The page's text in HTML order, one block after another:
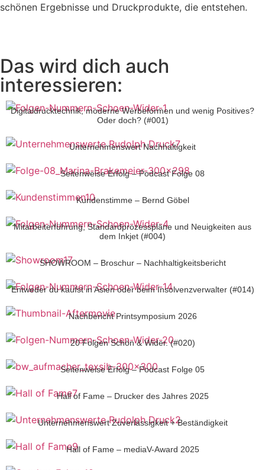
schönen Ergebnisse und Druckprodukte, die entstehen.
Das wird dich auch
interessieren:
Digitaldrucktechnik, moderne Werbeformen und wenig Positives?
Oder doch? (#001)
Unternehmenswert Nachhaltigkeit
Seitenweise Erfolg – Podcast Folge 08
Kundenstimme – Bernd Göbel
Mitarbeiterführung, Standardprozesspläne und Neuigkeiten aus
dem Inkjet (#004)
SHOWROOM – Broschur – Nachhaltigkeitsbericht
Entweder du kaufst in Asien oder beim Insolvenzverwalter (#014)
Nachbericht Printsymposium 2026
20 Folgen Schön & Wider. (#020)
Seitenweise Erfolg – Podcast Folge 05
Hall of Fame – Drucker des Jahres 2025
Unternehmenswert Zuverlässigkeit + Beständigkeit
Hall of Fame – mediaV-Award 2025